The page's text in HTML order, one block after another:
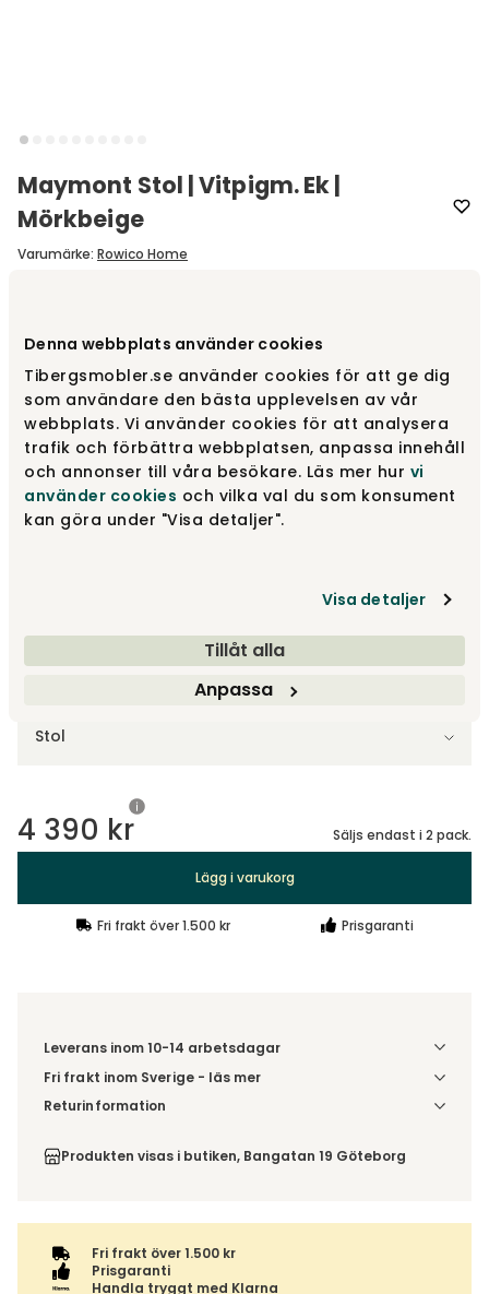
Denna webbplats använder cookies
Tibergsmobler.se använder cookies för att ge dig
som användare den bästa upplevelsen av vår
webbplats. Vi använder cookies för att analysera
trafik och förbättra webbplatsen, anpassa innehåll
och annonser till våra besökare. Läs mer hur vi
använder cookies och vilka val du som konsument
kan göra under "Visa detaljer".
Visa detaljer
Tillåt alla
Anpassa
Maymont Stol | Vitpigm. Ek |
Mörkbeige
Varumärke: Rowico Home
Vitpigmenterad ek | Mörkbeige tyg 2 195 kr
Brun ek | Ljusbeige tyg
Stol
4 390 kr Säljs endast i 2 pack.
Lägg i varukorg
Fri frakt över 1.500 kr Prisgaranti
Leverans inom 10-14 arbetsdagar
Fri frakt inom Sverige - läs mer
Denna vara skickas till din port/tomtgräns. Innan leverans
Beställs varan ihop med andra produkter skickas hela
ordern tillsammans.
Returinformation
order, enligtdistansavtalslagen.
Produkten visas i butiken, Bangatan 19 Göteborg
Fri frakt över 1.500 kr
Prisgaranti
Handla tryggt med Klarna